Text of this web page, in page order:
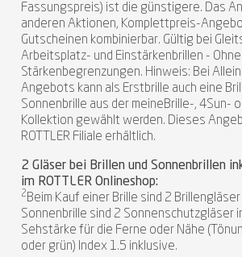
Fassungspreis) ist die günstigere. Das
anderen Aktionen, Komplettpreis-
Gutscheinen kombinierbar. Gültig bei
Arbeitsplatz- und Einstärkenbrillen - Ohne
Stärkenbegrenzungen. Hinweis: Bei
Angebots kann als Erstbrille auch eine
Sonnenbrille aus der meineBrille-, 4Sun-
Kollektion gewählt werden. Dieses
ROTTLER Filiale erhältlich.
2 Gläser bei Brillen und Sonnenbrillen
im ROTTLER Onlineshop:
2 Beim Kauf einer Brille sind 2
Sonnenbrille sind 2 Sonnenschutzgläser
Sehstärke für die Ferne oder Nähe
oder grün) Index 1.5 inklusive.